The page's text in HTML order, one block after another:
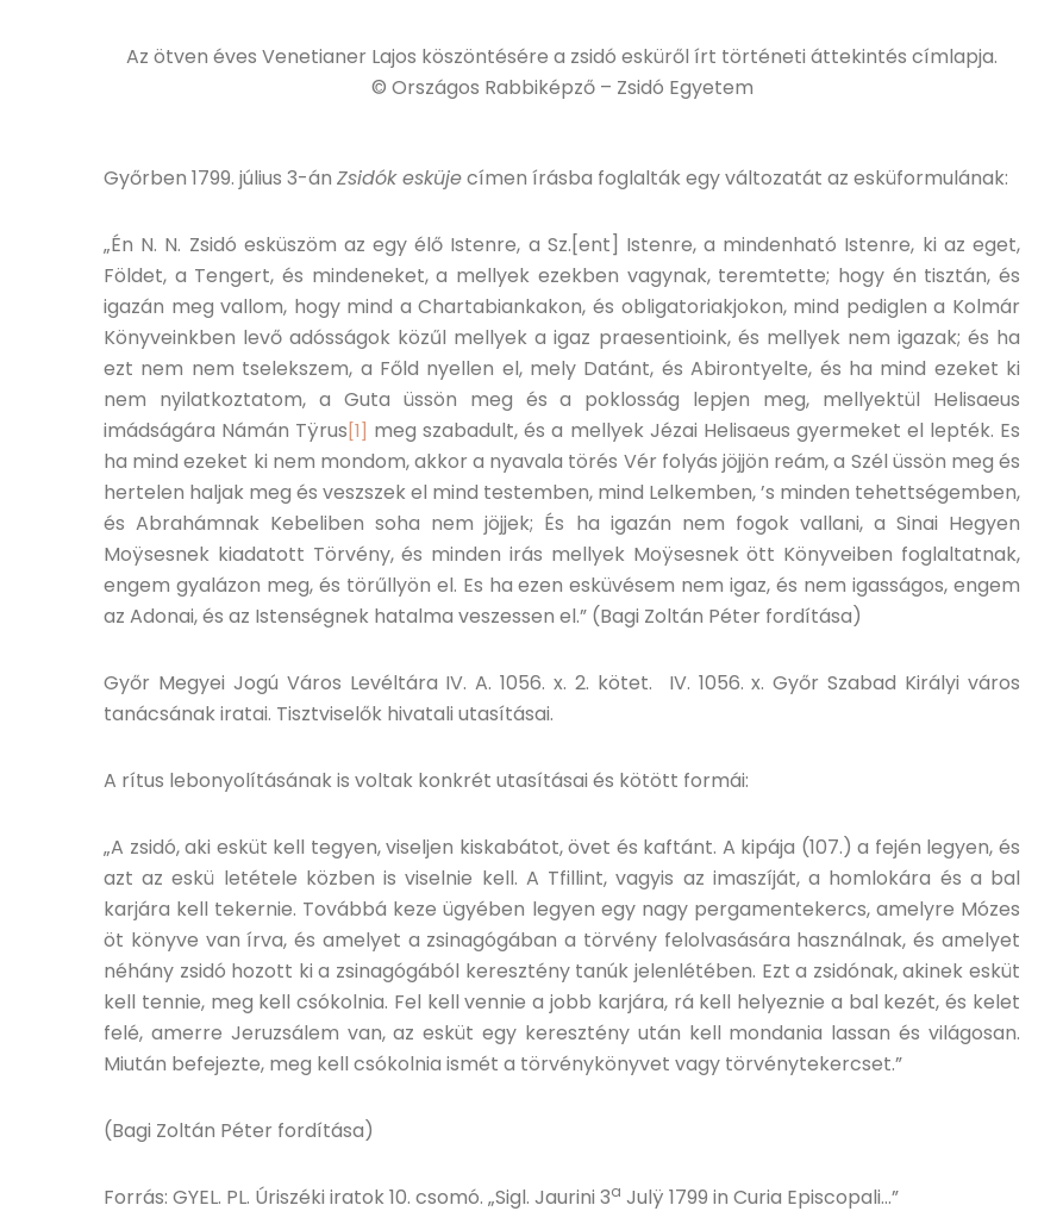
Az ötven éves Venetianer Lajos köszöntésére a zsidó esküről írt történeti áttekintés címlapja.
© Országos Rabbiképző – Zsidó Egyetem
Győrben 1799. július 3-án Zsidók esküjecímen írásba foglalták egy változatát az esküformulának:
„Én N. N. Zsidó esküszöm az egy élő Istenre, a Sz.[ent] Istenre, a mindenható Istenre, ki az eget,
Földet, a Tengert, és mindeneket, a mellyek ezekben vagynak, teremtette; hogy én tisztán, és
igazán meg vallom, hogy mind a Chartabiankakon, és obligatoriakjokon, mind pediglen a Kolmár
Könyveinkben levő adósságok közűl mellyek a igaz praesentioink, és mellyek nem igazak; és ha
ezt nem nem tselekszem, a Főld nyellen el, mely Datánt, és Abirontyelte, és ha mind ezeket ki
nem nyilatkoztatom, a Guta üssön meg és a poklosság lepjen meg, mellyektül Helisaeus
imádságára Námán Tÿrus[1] meg szabadult, és a mellyek Jézai Helisaeus gyermeket el lepték. Es
ha mind ezeket ki nem mondom, akkor a nyavala törés Vér folyás jöjjön reám, a Szél üssön meg és
hertelen haljak meg és veszszek el mind testemben, mind Lelkemben, ’s minden tehettségemben,
és Abrahámnak Kebeliben soha nem jöjjek; És ha igazán nem fogok vallani, a Sinai Hegyen
Moÿsesnek kiadatott Törvény, és minden irás mellyek Moÿsesnek ött Könyveiben foglaltatnak,
engem gyalázon meg, és törűllyön el. Es ha ezen esküvésem nem igaz, és nem igasságos, engem
az Adonai, és az Istenségnek hatalma veszessen el.” (Bagi Zoltán Péter fordítása)
Győr Megyei Jogú Város Levéltára IV. A. 1056. x. 2. kötet. IV. 1056. x. Győr Szabad Királyi város
tanácsának iratai. Tisztviselők hivatali utasításai.
A rítus lebonyolításának is voltak konkrét utasításai és kötött formái:
„A zsidó, aki esküt kell tegyen, viseljen kiskabátot, övet és kaftánt. A kipája (107.) a fején legyen, és
azt az eskü letétele közben is viselnie kell. A Tfillint, vagyis az imaszíját, a homlokára és a bal
karjára kell tekernie. Továbbá keze ügyében legyen egy nagy pergamentekercs, amelyre Mózes
öt könyve van írva, és amelyet a zsinagógában a törvény felolvasására használnak, és amelyet
néhány zsidó hozott ki a zsinagógából keresztény tanúk jelenlétében. Ezt a zsidónak, akinek esküt
kell tennie, meg kell csókolnia. Fel kell vennie a jobb karjára, rá kell helyeznie a bal kezét, és kelet
felé, amerre Jeruzsálem van, az esküt egy keresztény után kell mondania lassan és világosan.
Miután befejezte, meg kell csókolnia ismét a törvénykönyvet vagy törvénytekercset.”
(Bagi Zoltán Péter fordítása)
Forrás: GYEL. PL. Úriszéki iratok 10. csomó. „Sigl. Jaurini 3a Julÿ 1799 in Curia Episcopali…”